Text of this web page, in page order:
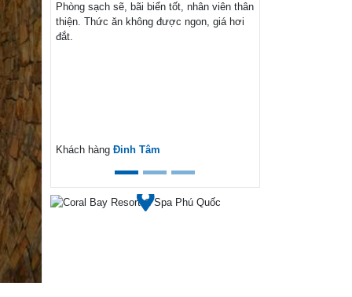
Phòng sạch sẽ, bãi biển tốt, nhân viên thân
thiện. Thức ăn không được ngon, giá hơi
đắt.
Khách hàng Đinh Tâm